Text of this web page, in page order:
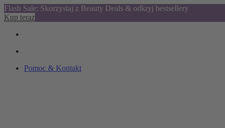
Flash Sale: Skorzystaj z Beauty Deals & odkryj bestsellery
Kup teraz
Pomoc & Kontakt